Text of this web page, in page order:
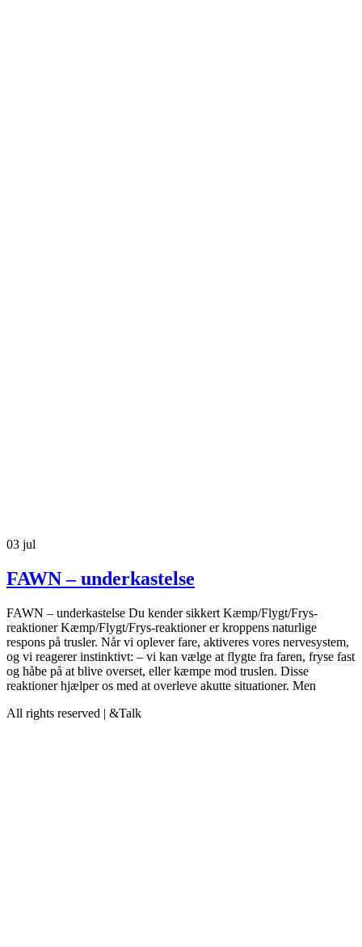
03 jul
FAWN – underkastelse
FAWN – underkastelse Du kender sikkert Kæmp/Flygt/Frys-
reaktioner Kæmp/Flygt/Frys-reaktioner er kroppens naturlige
respons på trusler. Når vi oplever fare, aktiveres vores nervesystem,
og vi reagerer instinktivt: – vi kan vælge at flygte fra faren, fryse fast
og håbe på at blive overset, eller kæmpe mod truslen. Disse
reaktioner hjælper os med at overleve akutte situationer. Men
All rights reserved | &Talk